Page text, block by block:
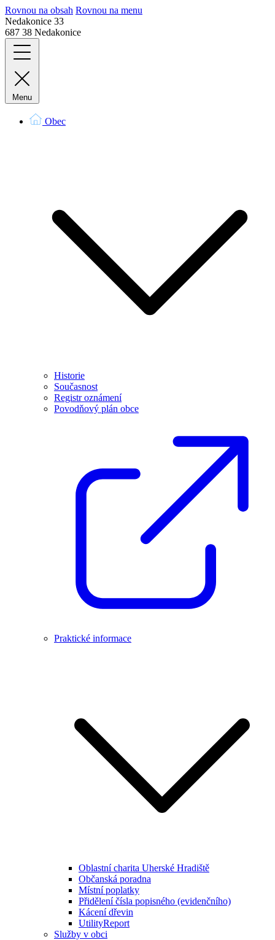
Rovnou na obsah Rovnou na menu
Nedakonice 33
687 38 Nedakonice
Menu
Obec
Historie
Současnost
Registr oznámení
Povodňový plán obce
Praktické informace
Oblastní charita Uherské Hradiště
Občanská poradna
Místní poplatky
Přidělení čísla popisného (evidenčního)
Kácení dřevin
UtilityReport
Služby v obci